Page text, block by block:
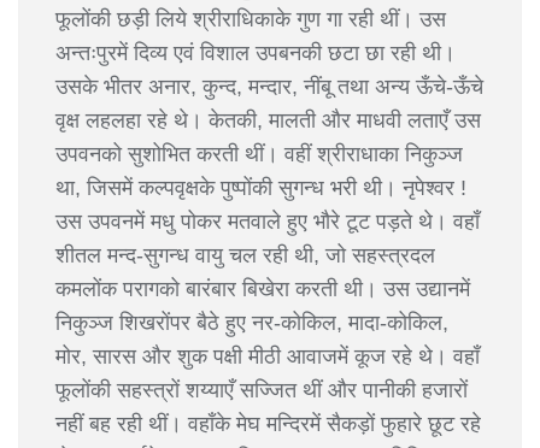
फूलोंकी छड़ी लिये श्रीराधिकाके गुण गा रही थीं। उस
अन्तःपुरमें दिव्य एवं विशाल उपबनकी छटा छा रही थी।
उसके भीतर अनार, कुन्द, मन्दार, नींबू तथा अन्य ऊँचे-ऊँचे
वृक्ष लहलहा रहे थे। केतकी, मालती और माधवी लताएँ उस
उपवनको सुशोभित करती थीं। वहीं श्रीराधाका निकुञ्ज
था, जिसमें कल्पवृक्षके पुष्पोंकी सुगन्ध भरी थी। नृपेश्वर !
उस उपवनमें मधु पोकर मतवाले हुए भौरे टूट पड़ते थे। वहाँ
शीतल मन्द-सुगन्ध वायु चल रही थी, जो सहस्त्रदल
कमलोंक परागको बारंबार बिखेरा करती थी। उस उद्यानमें
निकुञ्ज शिखरोंपर बैठे हुए नर-कोकिल, मादा-कोकिल,
मोर, सारस और शुक पक्षी मीठी आवाजमें कूज रहे थे। वहाँ
फूलोंकी सहस्त्रों शय्याएँ सज्जित थीं और पानीकी हजारों
नहीं बह रही थीं। वहाँके मेघ मन्दिरमें सैकड़ों फुहारे छूट रहे